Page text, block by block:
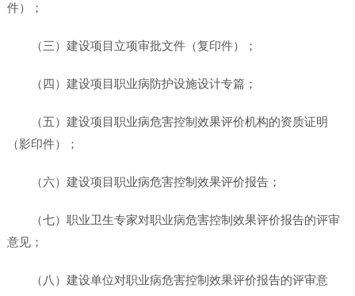
件）；
（三）建设项目立项审批文件（复印件）；
（四）建设项目职业病防护设施设计专篇；
（五）建设项目职业病危害控制效果评价机构的资质证明
（影印件）；
（六）建设项目职业病危害控制效果评价报告；
（七）职业卫生专家对职业病危害控制效果评价报告的评审
意见；
（八）建设单位对职业病危害控制效果评价报告的评审意